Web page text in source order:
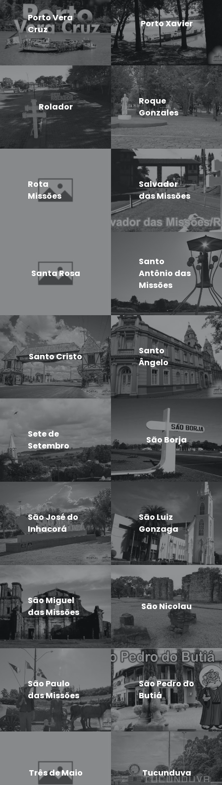
Porto Vera
Cruz
Porto Xavier
Rolador
Roque
Gonzales
Rota
Missões
Salvador
das Missões
Santa Rosa
Santo
Antônio das
Missões
Santo Cristo
Santo
Ângelo
Sete de
Setembro
São Borja
São José do
Inhacorá
São Luiz
Gonzaga
São Miguel
das Missões
São Nicolau
São Paulo
das Missões
São Pedro do
Butiá
Três de Maio Tucunduva